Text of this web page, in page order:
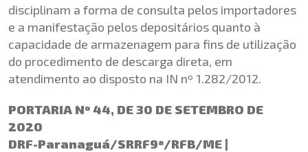
disciplinam a forma de consulta pelos importadores
e a manifestação pelos depositários quanto à
capacidade de armazenagem para fins de utilização
do procedimento de descarga direta, em
atendimento ao disposto na IN nº 1.282/2012.
PORTARIA Nº 44, DE 30 DE SETEMBRO DE
2020
DRF-Paranaguá/SRRF9ª/RFB/ME |